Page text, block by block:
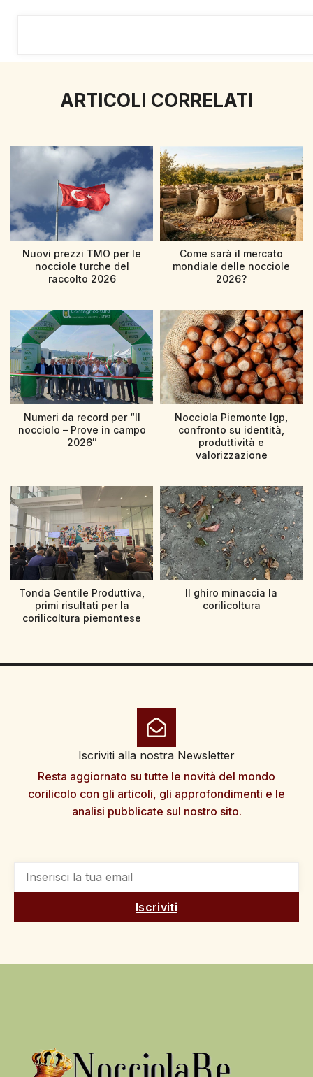
ARTICOLI CORRELATI
Nuovi prezzi TMO per le
nocciole turche del
raccolto 2026
Come sarà il mercato
mondiale delle nocciole
2026?
Numeri da record per “Il
nocciolo – Prove in campo
2026″
Nocciola Piemonte Igp,
confronto su identità,
produttività e
valorizzazione
Tonda Gentile Produttiva,
primi risultati per la
corilicoltura piemontese
Il ghiro minaccia la
corilicoltura
Iscriviti alla nostra Newsletter
Resta aggiornato su tutte le novità del mondo
corilicolo con gli articoli, gli approfondimenti e le
analisi pubblicate sul nostro sito.
Iscriviti